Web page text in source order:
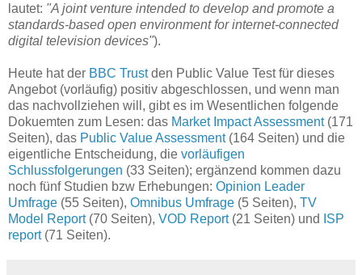
lautet: "A joint venture intended to develop and promote a
standards-based open environment for internet-connected
digital television devices").
Heute hat der BBC Trustden Public Value Test für dieses
Angebot (vorläufig) positiv abgeschlossen, und wenn man
das nachvollziehen will, gibt es im Wesentlichen folgende
Dokuemten zum Lesen: das Market Impact Assessment(171
Seiten), das Public Value Assessment(164 Seiten) und die
eigentliche Entscheidung, die vorläufigen
Schlussfolgerungen (33 Seiten); ergänzend kommen dazu
noch fünf Studien bzw Erhebungen: Opinion Leader
Umfrage (55 Seiten), Omnibus Umfrage (5 Seiten), TV
Model Report(70 Seiten), VOD Report(21 Seiten) und
ISP
report(71 Seiten).